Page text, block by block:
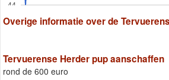
44
Overige informatie over de
Tervuerense Herder pup aanschaffen
rond de 600 euro